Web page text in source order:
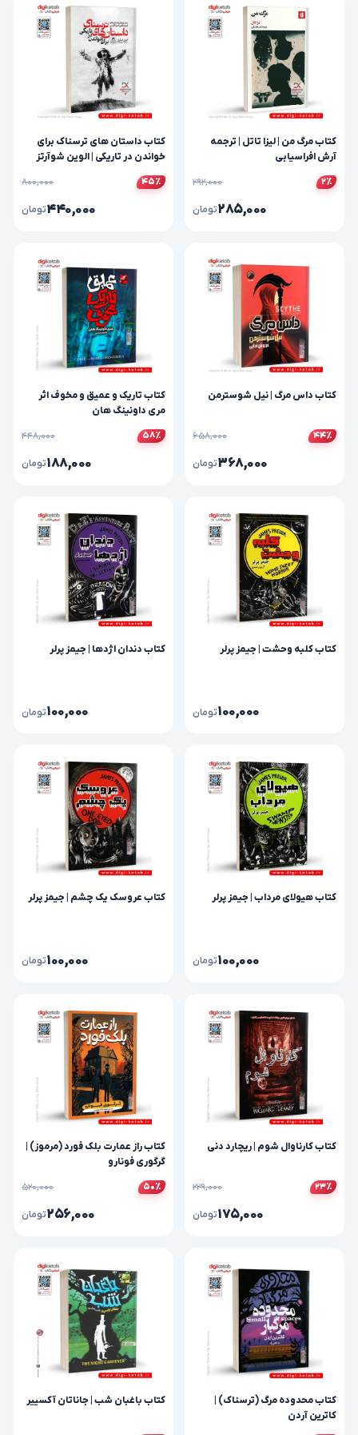
کتاب مرگ من | لیزا تاتل | ترجمه
آرش افراسیابی
۲٪ ۲۹۲,۰۰۰
۲۸۵,۰۰۰تومان
کتاب داستان‌ های ترسناک برای
خواندن در تاریکی | الوین شوآرتز
۴۵٪ ۸۰۰,۰۰۰
۴۴۰,۰۰۰تومان
کتاب داس مرگ | نیل شوسترمن
۴۴٪ ۶۵۸,۰۰۰
۳۶۸,۰۰۰تومان
کتاب تاریک و عمیق و مخوف اثر
مری داونینگ هان
۵۸٪ ۴۴۸,۰۰۰
۱۸۸,۰۰۰تومان
کتاب کلبه وحشت | جیمز پرلر
۱۰۰,۰۰۰تومان
کتاب دندان اژدها | جیمز پرلر
۱۰۰,۰۰۰تومان
کتاب هیولای مرداب | جیمز پرلر
۱۰۰,۰۰۰تومان
کتاب عروسک یک چشم | جیمز پرلر
۱۰۰,۰۰۰تومان
کتاب کارناوال شوم | ریچارد دنی
۲۳٪ ۲۲۹,۰۰۰
۱۷۵,۰۰۰تومان
کتاب راز عمارت بلک فورد (مرموز) |
گرگوری فونارو
۵۰٪ ۵۲۰,۰۰۰
۲۵۶,۰۰۰تومان
کتاب محدوده مرگ (ترسناک) |
کاترین آردن
کتاب باغبان شب | جاناتان آکسییر